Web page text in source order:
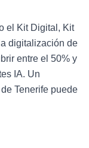
el Kit Digital, Kit
digitalización de
entre el 50% y
IA. Un
Tenerife puede